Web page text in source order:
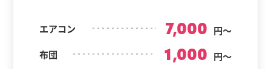
エアコン 7,000 円～
布団
1,000 円～